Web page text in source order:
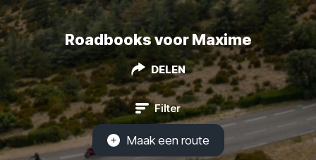
Roadbooks voor Maxime
DELEN
Filter
Maak een route